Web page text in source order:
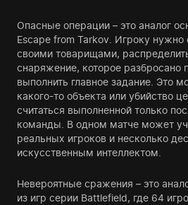
Опасные операции – это аналог
Escape from Tarkov. Игроку нужно
своими товарищами,
снаряжение, которое разбросано
выполнить главное задание. Это
какого-то объекта или убийство
считаться выполненной только
команды. В одном матче может
реальных игроков и несколько
искусственным интеллектом.
Невероятные сражения – это
из игр серии Battlefield, где 64